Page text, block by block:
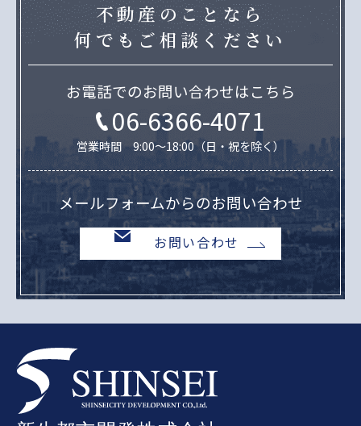
不動産のことなら
何でもご相談ください
お電話でのお問い合わせはこちら
06-6366-4071
営業時間 9:00～18:00（日・祝を除く）
メールフォームからのお問い合わせ
お問い合わせ